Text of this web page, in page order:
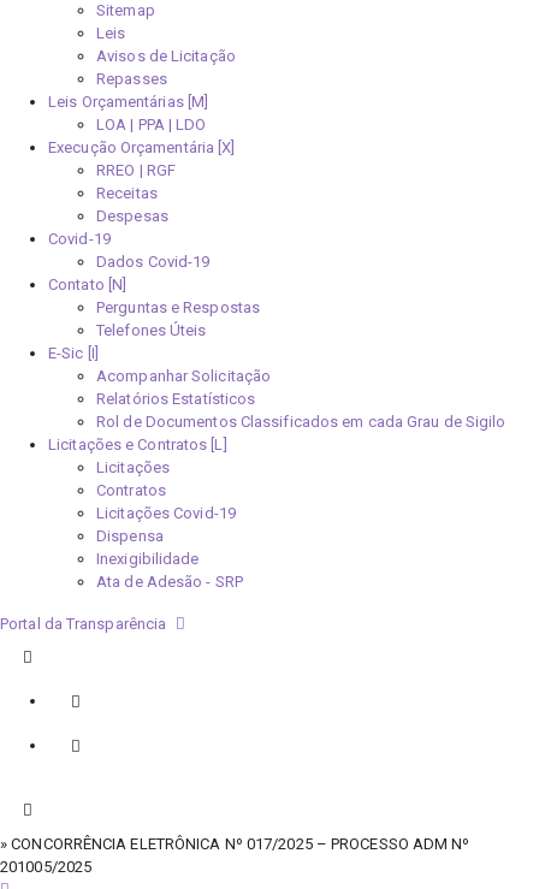
Sitemap
Leis
Avisos de Licitação
Repasses
Leis Orçamentárias [M]
LOA | PPA | LDO
Execução Orçamentária [X]
RREO | RGF
Receitas
Despesas
Covid-19
Dados Covid-19
Contato [N]
Perguntas e Respostas
Telefones Úteis
E-Sic [I]
Acompanhar Solicitação
Relatórios Estatísticos
Rol de Documentos Classificados em cada Grau de Sigilo
Licitações e Contratos [L]
Licitações
Contratos
Licitações Covid-19
Dispensa
Inexigibilidade
Ata de Adesão - SRP
Portal da Transparência
» CONCORRÊNCIA ELETRÔNICA Nº 017/2025 – PROCESSO ADM Nº
201005/2025